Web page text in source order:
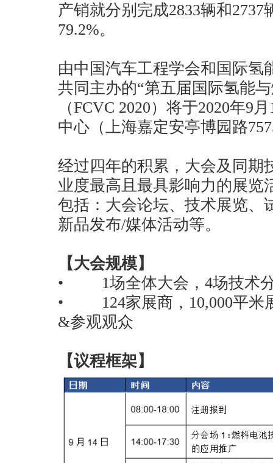
产销就分别完成2833辆和
79.2%。
由中国汽车工程学会和国际氢
共同主办的“第五届国际氢能
（FCVC 2020）将于2020年9
中心（上海嘉定安亭博园路
经过四年的积累，大会及同期
业度最高且最具影响力的展览
包括：大会论坛、技术展览、
新品发布/媒体活动等。
【大会规模】
• 1场全体大会，4场技术分
• 124家展商，10,000平米
&参观观众
【议程框架】